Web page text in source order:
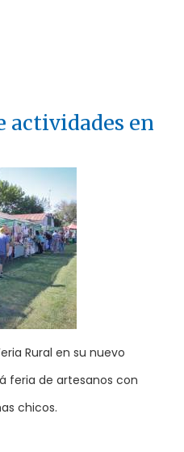
actividades en
Rural en su nuevo
feria de artesanos con
chicos.